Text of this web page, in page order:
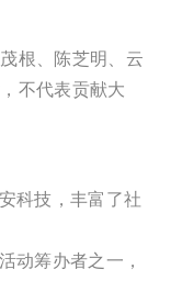
根、陈芝明、云
不代表贡献大
科技，丰富了社
动筹办者之一，